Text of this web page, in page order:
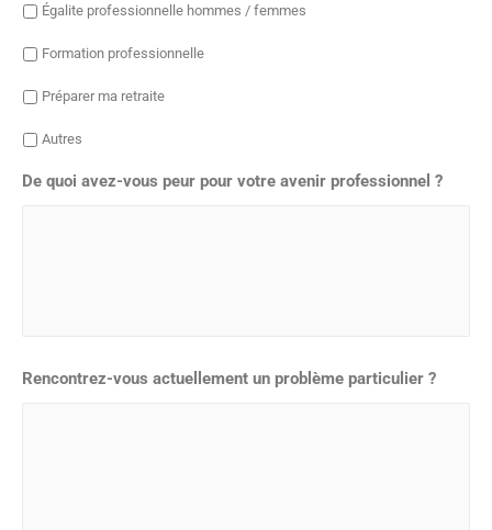
Égalite professionnelle hommes / femmes
Formation professionnelle
Préparer ma retraite
Autres
De quoi avez-vous peur pour votre avenir professionnel ?
Rencontrez-vous actuellement un problème particulier ?